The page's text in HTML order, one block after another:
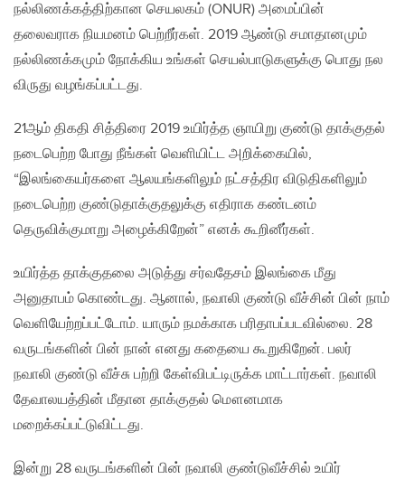
நல்லிணக்கத்திற்கான செயலகம் (ONUR) அமைப்பின்
தலைவராக நியமனம் பெற்றீர்கள். 2019 ஆண்டு சமாதானமும்
நல்லிணக்கமும் நோக்கிய உங்கள் செயல்பாடுகளுக்கு பொது நல
விருது வழங்கப்பட்டது.
21ஆம் திகதி சித்திரை 2019 உயிர்த்த ஞாயிறு குண்டு தாக்குதல்
நடைபெற்ற போது நீங்கள் வெளியிட்ட அறிக்கையில்,
“இலங்கையர்களை ஆலயங்களிலும் நட்சத்திர விடுதிகளிலும்
நடைபெற்ற குண்டுதாக்குதலுக்கு எதிராக கண்டனம்
தெருவிக்குமாறு அழைக்கிறேன்” எனக் கூறினீர்கள்.
உயிர்த்த தாக்குதலை அடுத்து சர்வதேசம் இலங்கை மீது
அனுதாபம் கொண்டது. ஆனால், நவாலி குண்டு வீச்சின் பின் நாம்
வெளியேற்றப்பட்டோம். யாரும் நமக்காக பரிதாபப்படவில்லை. 28
வருடங்களின் பின் நான் எனது கதையை கூறுகிறேன். பலர்
நவாலி குண்டு வீச்சு பற்றி கேள்விபட்டிருக்க மாட்டார்கள். நவாலி
தேவாலயத்தின் மீதான தாக்குதல் மௌனமாக
மறைக்கப்பட்டுவிட்டது.
இன்று 28 வருடங்களின் பின் நவாலி குண்டுவீச்சில் உயிர்